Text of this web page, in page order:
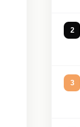
2
3